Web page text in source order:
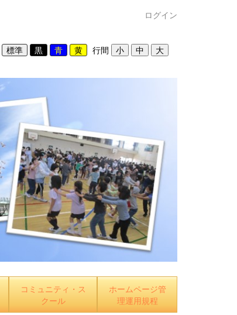
ログイン
行間
コミュニティ・ス
クール
ホームページ管
理運用規程